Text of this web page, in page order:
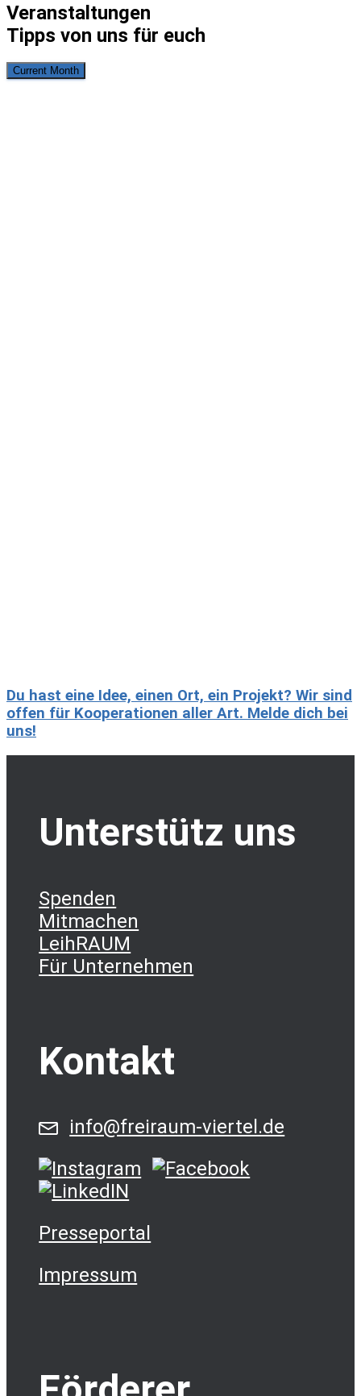
Veranstaltungen
Tipps von uns für euch
Current Month
Du hast eine Idee, einen Ort, ein Projekt? Wir sind
offen für Kooperationen aller Art. Melde dich bei
uns!
Unterstütz uns
Spenden
Mitmachen
LeihRAUM
Für Unternehmen
Kontakt
info@freiraum-viertel.de
Presseportal
Impressum